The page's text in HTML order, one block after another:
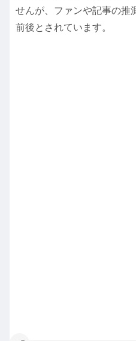
せんが、ファンや記事の推
前後とされています。